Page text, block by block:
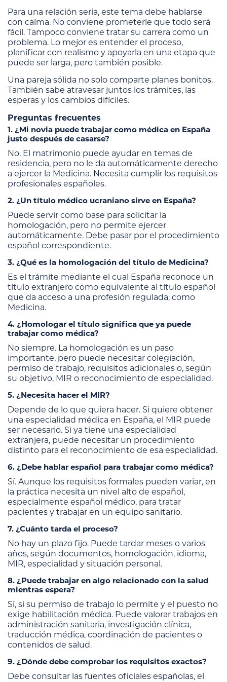
Para una relación seria, este tema debe hablarse
con calma. No conviene prometerle que todo será
fácil. Tampoco conviene tratar su carrera como un
problema. Lo mejor es entender el proceso,
planificar con realismo y apoyarla en una etapa que
puede ser larga, pero también posible.
Una pareja sólida no solo comparte planes bonitos.
También sabe atravesar juntos los trámites, las
esperas y los cambios difíciles.
Preguntas frecuentes
1. ¿Mi novia puede trabajar como médica en España
justo después de casarse?
No. El matrimonio puede ayudar en temas de
residencia, pero no le da automáticamente derecho
a ejercer la Medicina. Necesita cumplir los requisitos
profesionales españoles.
2. ¿Un título médico ucraniano sirve en España?
Puede servir como base para solicitar la
homologación, pero no permite ejercer
automáticamente. Debe pasar por el procedimiento
español correspondiente.
3. ¿Qué es la homologación del título de Medicina?
Es el trámite mediante el cual España reconoce un
título extranjero como equivalente al título español
que da acceso a una profesión regulada, como
Medicina.
4. ¿Homologar el título significa que ya puede
trabajar como médica?
No siempre. La homologación es un paso
importante, pero puede necesitar colegiación,
permiso de trabajo, requisitos adicionales o, según
su objetivo, MIR o reconocimiento de especialidad.
5. ¿Necesita hacer el MIR?
Depende de lo que quiera hacer. Si quiere obtener
una especialidad médica en España, el MIR puede
ser necesario. Si ya tiene una especialidad
extranjera, puede necesitar un procedimiento
distinto para el reconocimiento de esa especialidad.
6. ¿Debe hablar español para trabajar como médica?
Sí. Aunque los requisitos formales pueden variar, en
la práctica necesita un nivel alto de español,
especialmente español médico, para tratar
pacientes y trabajar en un equipo sanitario.
7. ¿Cuánto tarda el proceso?
No hay un plazo fijo. Puede tardar meses o varios
años, según documentos, homologación, idioma,
MIR, especialidad y situación personal.
8. ¿Puede trabajar en algo relacionado con la salud
mientras espera?
Sí, si su permiso de trabajo lo permite y el puesto no
exige habilitación médica. Puede valorar trabajos en
administración sanitaria, investigación clínica,
traducción médica, coordinación de pacientes o
contenidos de salud.
9. ¿Dónde debe comprobar los requisitos exactos?
Debe consultar las fuentes oficiales españolas, el